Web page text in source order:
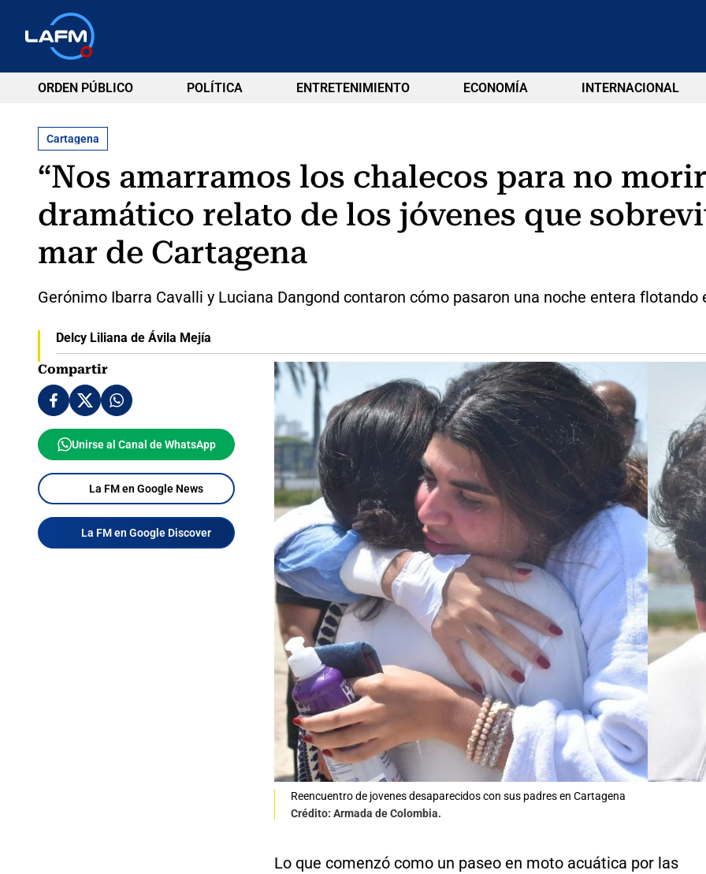
ORDEN PÚBLICO POLÍTICA ENTRETENIMIENTO ECONOMÍA INTERNACIONAL
Cartagena
“Nos amarramos los chalecos para no
dramático relato de los jóvenes que
mar de Cartagena
Gerónimo Ibarra Cavalli y Luciana Dangond contaron cómo pasaron una noche entera
Delcy Liliana de Ávila Mejía
Compartir
Unirse al Canal de WhatsApp
La FM en Google News
La FM en Google Discover
Reencuentro de jovenes desaparecidos con sus padres en Cartagena
Crédito: Armada de Colombia.
Lo que comenzó como un paseo en moto acuática por las